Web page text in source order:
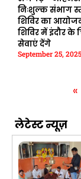
निःशुल्क संभाग
शिविर का
शिविर में इंदौर के
सेवाएं देंगे
September 25, 2025
लेटेस्ट न्यूज़